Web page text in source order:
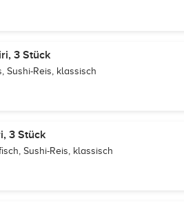
3 Stück
Sushi-Reis, klassisch
3 Stück
Sushi-Reis, klassisch